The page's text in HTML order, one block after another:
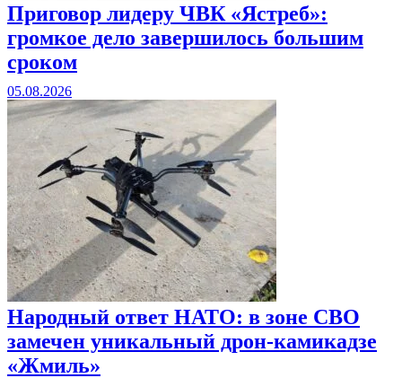
Приговор лидеру ЧВК «Ястреб»:
громкое дело завершилось большим
сроком
05.08.2026
Народный ответ НАТО: в зоне СВО
замечен уникальный дрон-камикадзе
«Жмиль»